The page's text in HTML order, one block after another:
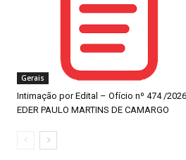
Gerais
Intimação por Edital – Ofício nº 474 /
EDER PAULO MARTINS DE CAMARGO